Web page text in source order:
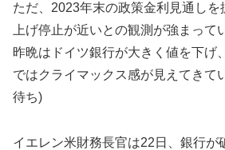
ただ、2023年末の政策金利見通しを
上げ停止が近いとの観測が強まって
昨晩はドイツ銀行が大きく値を下げ
ではクライマックス感が見えてきて
待ち)
イエレン米財務長官は22日、銀行が